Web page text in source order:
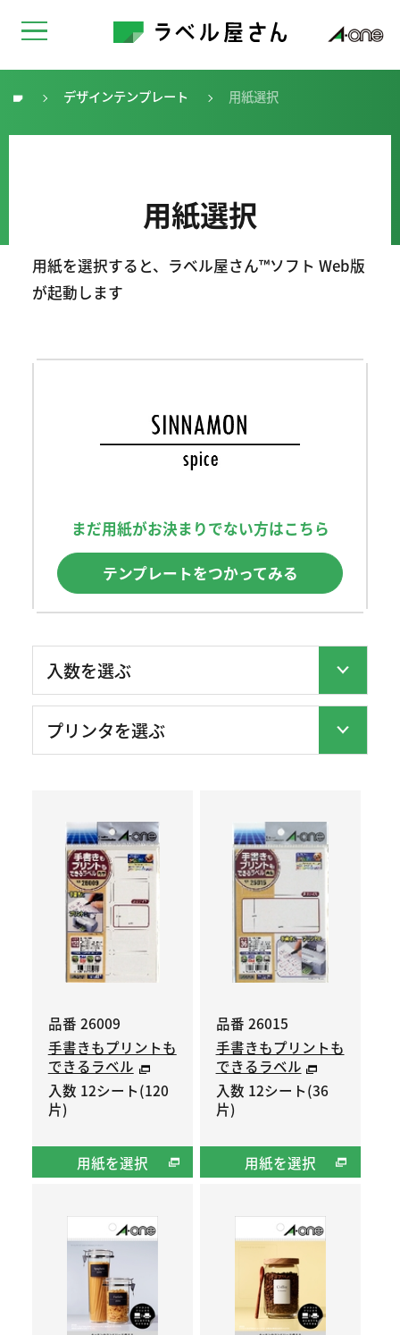
トップ デザインテンプレート 用紙選択
用紙選択
用紙を選択すると、ラベル屋さん™ソフト Web版
が起動します
まだ用紙がお決まりでない方はこちら
テンプレートをつかってみる
品番 26009
手書きもプリントも
できるラベル
入数 12シート(120
片)
用紙を選択
品番 26015
手書きもプリントも
できるラベル
入数 12シート(36
片)
用紙を選択